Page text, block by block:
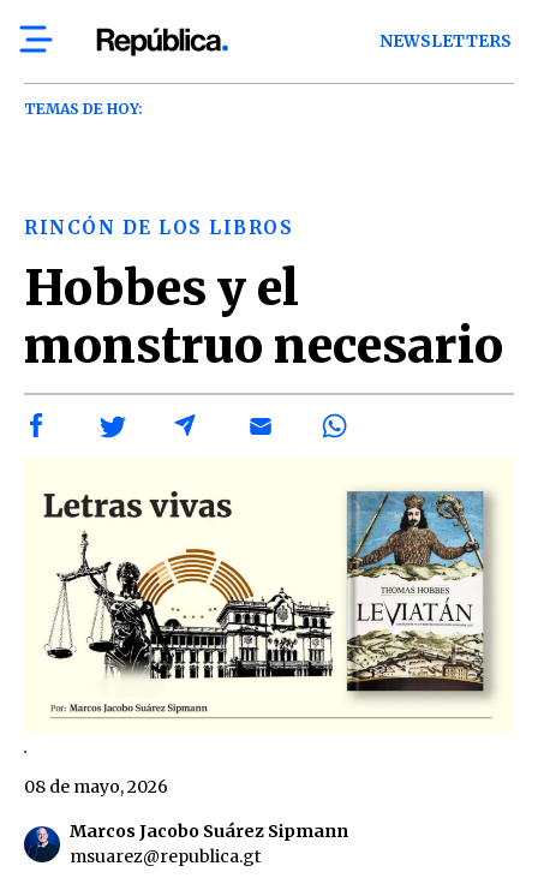
NEWSLETTERS
TEMAS DE HOY:
RINCÓN DE LOS LIBROS
Hobbes y el
monstruo necesario
.
Marcos Jacobo Suárez Sipmann
msuarez@republica.gt
08 de mayo, 2026